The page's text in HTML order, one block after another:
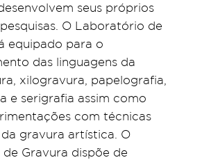
seus próprios
O Laboratório de
equipado para o
das linguagens da
xilogravura, papelografia,
e serigrafia assim como
com técnicas
gravura artística. O
Gravura dispõe de